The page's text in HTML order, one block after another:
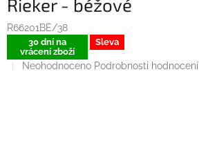
Rieker - béžové
R66201BE/38
30 dní na
vrácení zboží
Sleva
Průměrné
Neohodnoceno Podrobnosti hodnocení